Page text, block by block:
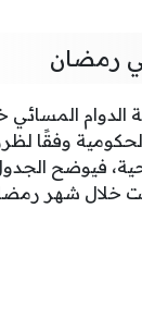
رمضان
الدوام المسائي
للجهات الحكومية
فيوضح
خلال شهر